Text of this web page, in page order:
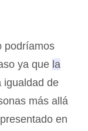
podríamos
ya que la
igualdad de
más allá
en